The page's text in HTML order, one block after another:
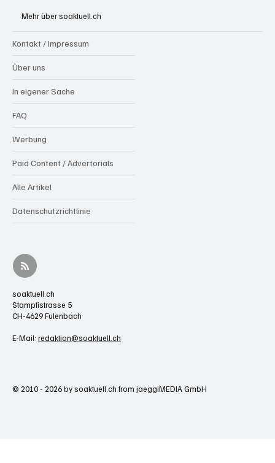
nutzen
Mehr über soaktuell.ch
Kontakt / Impressum
Über uns
In eigener Sache
FAQ
Werbung
Paid Content / Advertorials
Alle Artikel
Datenschutzrichtlinie
soaktuell.ch
Stampfistrasse 5
CH-4629 Fulenbach
E-Mail: redaktion@soaktuell.ch
© 2010 - 2026 by soaktuell.ch from jaeggiMEDIA GmbH